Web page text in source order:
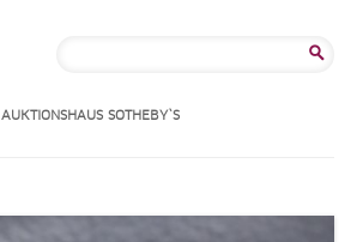
AUKTIONSHAUS SOTHEBY`S